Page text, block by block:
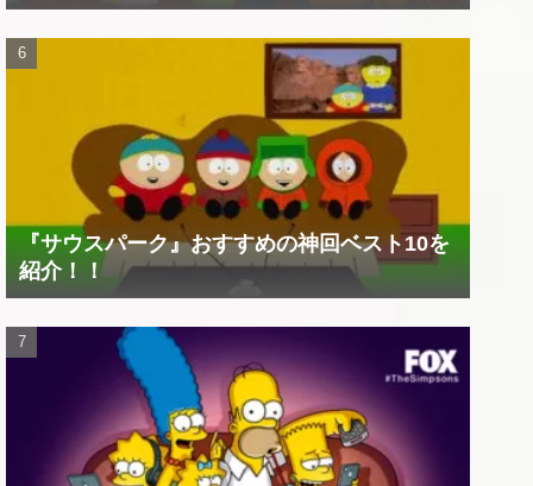
『サウスパーク』おすすめの神回ベスト10を
紹介！！